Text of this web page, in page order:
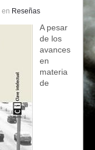
en Reseñas
A pesar
de los
avances
en
materia
de